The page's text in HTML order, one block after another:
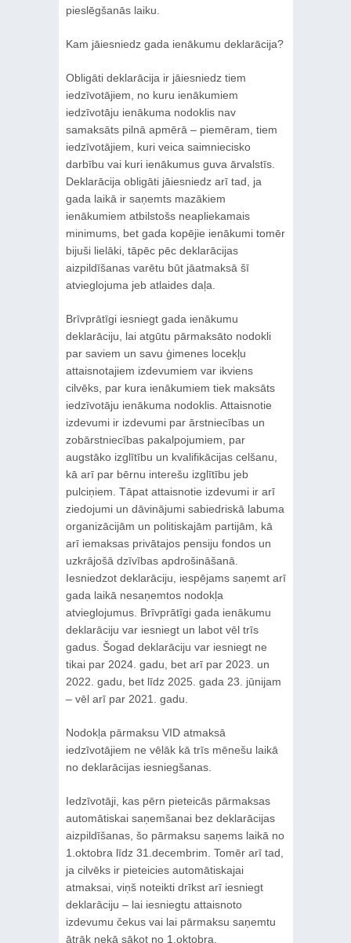
pieslēgšanās laiku.
Kam jāiesniedz gada ienākumu deklarācija?
Obligāti deklarācija ir jāiesniedz tiem
iedzīvotājiem, no kuru ienākumiem
iedzīvotāju ienākuma nodoklis nav
samaksāts pilnā apmērā – piemēram, tiem
iedzīvotājiem, kuri veica saimniecisko
darbību vai kuri ienākumus guva ārvalstīs.
Deklarācija obligāti jāiesniedz arī tad, ja
gada laikā ir saņemts mazākiem
ienākumiem atbilstošs neapliekamais
minimums, bet gada kopējie ienākumi tomēr
bijuši lielāki, tāpēc pēc deklarācijas
aizpildīšanas varētu būt jāatmaksā šī
atvieglojuma jeb atlaides daļa.
Brīvprātīgi iesniegt gada ienākumu
deklarāciju, lai atgūtu pārmaksāto nodokli
par saviem un savu ģimenes locekļu
attaisnotajiem izdevumiem var ikviens
cilvēks, par kura ienākumiem tiek maksāts
iedzīvotāju ienākuma nodoklis. Attaisnotie
izdevumi ir izdevumi par ārstniecības un
zobārstniecības pakalpojumiem, par
augstāko izglītību un kvalifikācijas celšanu,
kā arī par bērnu interešu izglītību jeb
pulciņiem. Tāpat attaisnotie izdevumi ir arī
ziedojumi un dāvinājumi sabiedriskā labuma
organizācijām un politiskajām partijām, kā
arī iemaksas privātajos pensiju fondos un
uzkrājošā dzīvības apdrošināšanā.
Iesniedzot deklarāciju, iespējams saņemt arī
gada laikā nesaņemtos nodokļa
atvieglojumus. Brīvprātīgi gada ienākumu
deklarāciju var iesniegt un labot vēl trīs
gadus. Šogad deklarāciju var iesniegt ne
tikai par 2024. gadu, bet arī par 2023. un
2022. gadu, bet līdz 2025. gada 23. jūnijam
– vēl arī par 2021. gadu.
Nodokļa pārmaksu VID atmaksā
iedzīvotājiem ne vēlāk kā trīs mēnešu laikā
no deklarācijas iesniegšanas.
Iedzīvotāji, kas pērn pieteicās pārmaksas
automātiskai saņemšanai bez deklarācijas
aizpildīšanas, šo pārmaksu saņems laikā no
1.oktobra līdz 31.decembrim. Tomēr arī tad,
ja cilvēks ir pieteicies automātiskajai
atmaksai, viņš noteikti drīkst arī iesniegt
deklarāciju – lai iesniegtu attaisnoto
izdevumu čekus vai lai pārmaksu saņemtu
ātrāk nekā sākot no 1.oktobra.